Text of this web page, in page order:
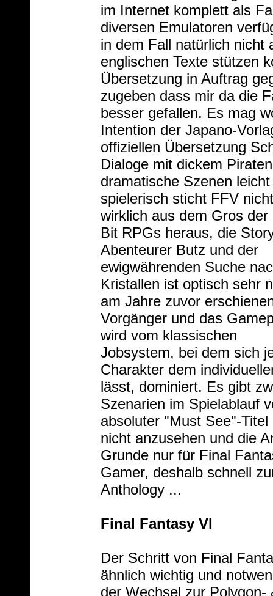
im Internet komplett als
diversen Emulatoren
in dem Fall natürlich nicht
englischen Texte stützen
Übersetzung in Auftrag
zugeben dass mir da die
besser gefallen. Es mag
Intention der Japano-
offiziellen Übersetzung
Dialoge mit dickem
dramatische Szenen
spielerisch sticht FFV nicht
wirklich aus dem Gros der
Bit RPGs heraus, die
Abenteurer Butz und der
ewigwährenden Suche
Kristallen ist optisch sehr
am Jahre zuvor
Vorgänger und das
wird vom klassischen
Jobsystem, bei dem sich
Charakter dem
lässt, dominiert. Es gibt
Szenarien im Spielablauf
absoluter "Must See"-
nicht anzusehen und die
Grunde nur für Final
Gamer, deshalb schnell
Anthology ...
Final Fantasy VI
Der Schritt von Final
ähnlich wichtig und
der Wechsel zur